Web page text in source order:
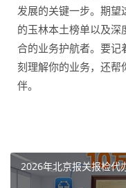
发展的关键一步。期望
的玉林本土榜单以及深
合的业务护航者。要记
刻理解你的业务，还帮
伴。
2026年北京报关报检代